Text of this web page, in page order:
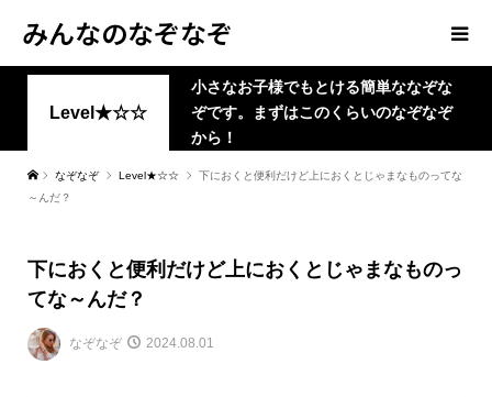
みんなのなぞなぞ
Level★☆☆
小さなお子様でもとける簡単ななぞな
ぞです。まずはこのくらいのなぞなぞ
から！
なぞなぞ Level★☆☆
下におくと便利だけど上におくとじゃまなものってな
～んだ？
下におくと便利だけど上におくとじゃまなものっ
てな～んだ？
なぞなぞ 2024.08.01